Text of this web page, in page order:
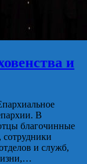
и
В
благочинные
и служб,